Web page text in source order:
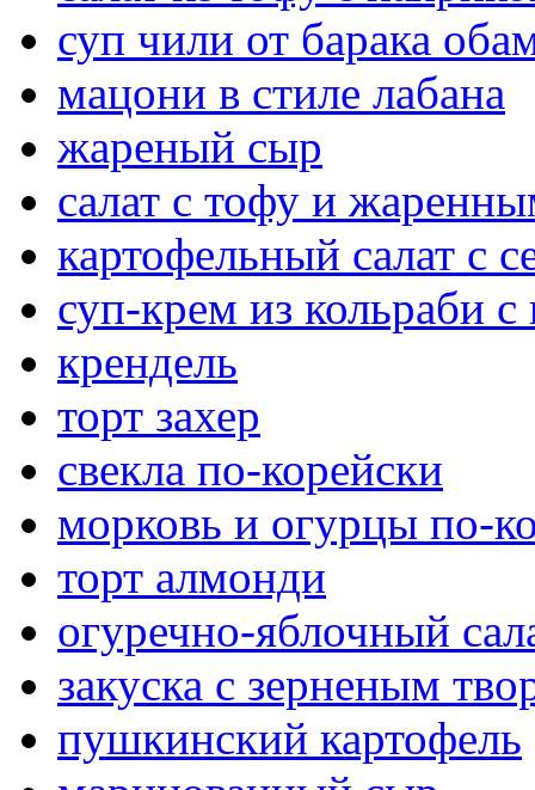
суп чили от барака
мацони в стиле лабана
жареный сыр
салат с тофу и
картофельный салат с
суп-крем из кольраби
крендель
торт захер
свекла по-корейски
морковь и огурцы по-
торт алмонди
огуречно-яблочный
закуска с зерненым
пушкинский картофель